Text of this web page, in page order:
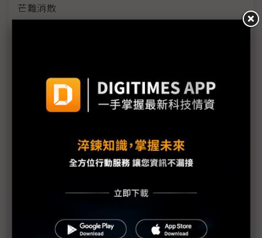
芒難消散
機器人競賽轉向平台戰 台廠搶攻具身智慧運算商機
雲端算力外溢地端 IPC卡位邊緣AI與實體AI應用
揭示電子紙下個十年
上最長、體感綿延3週的COMPUTEX幕後採訪紀實